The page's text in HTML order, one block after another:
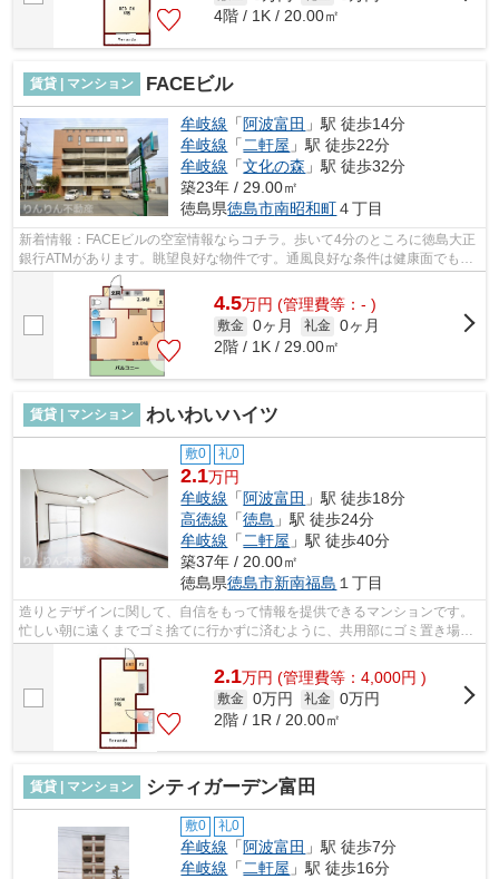
4階 / 1K / 20.00㎡
賃貸 | マンション FACEビル
牟岐線 「 阿波富田 」駅 徒歩14分
牟岐線 「 二軒屋 」駅 徒歩22分
牟岐線 「文化の森 」駅 徒歩32分
築23年 / 29.00㎡
徳島県徳島市南昭和町４丁目
新着情報：FACEビルの空室情報ならコチラ。歩いて4分のところに徳島大正
銀行ATMがあります。眺望良好な物件です。通風良好な条件は健康面でも大
切です。そんな観点からもおすすめの物...
4.5万円 (管理費等：- )
敷金 0ヶ月 礼金 0ヶ月
2階 / 1K / 29.00㎡
賃貸 | マンション わいわいハイツ
敷0 礼0
2.1万円
牟岐線 「阿波富田 」駅 徒歩18分
高徳線 「徳島 」駅 徒歩24分
牟岐線 「二軒屋 」駅 徒歩40分
築37年 / 20.00㎡
徳島県徳島市新南福島 １丁目
造りとデザインに関して、自信をもって情報を提供できるマンションです。
忙しい朝に遠くまでゴミ捨てに行かずに済むように、共用部にゴミ置き場を
備え付けております。魅力的で眺望良...
2.1万円 (管理費等：4,000円 )
敷金 0万円 礼金 0万円
2階 / 1R / 20.00㎡
賃貸 | マンション シティガーデン富田
敷0 礼0
牟岐線 「 阿波富田 」駅 徒歩7分
牟岐線 「二軒屋 」駅 徒歩16分